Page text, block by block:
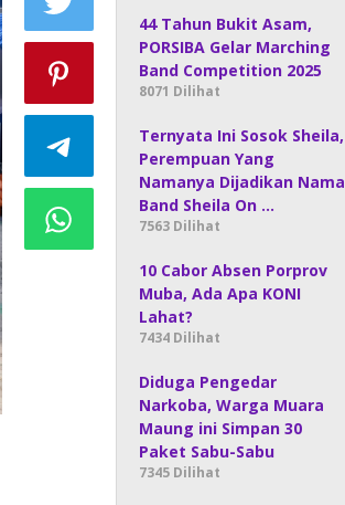
44 Tahun Bukit Asam,
PORSIBA Gelar Marching
Band Competition 2025
8071 Dilihat
Ternyata Ini Sosok Sheila,
Perempuan Yang
Namanya Dijadikan Nama
Band Sheila On …
7563 Dilihat
10 Cabor Absen Porprov
Muba, Ada Apa KONI
Lahat?
7434 Dilihat
Diduga Pengedar
Narkoba, Warga Muara
Maung ini Simpan 30
Paket Sabu-Sabu
7345 Dilihat